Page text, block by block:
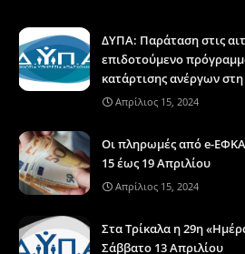
ΔΥΠΑ: Παράταση στις
επιδοτούμενο
κατάρτισης ανέργων
Απρίλιος 15, 2024
Οι πληρωμές από e-
15 έως 19 Απριλίου
Απρίλιος 15, 2024
Στα Τρίκαλα η 29η
Σάββατο 13 Απριλίου